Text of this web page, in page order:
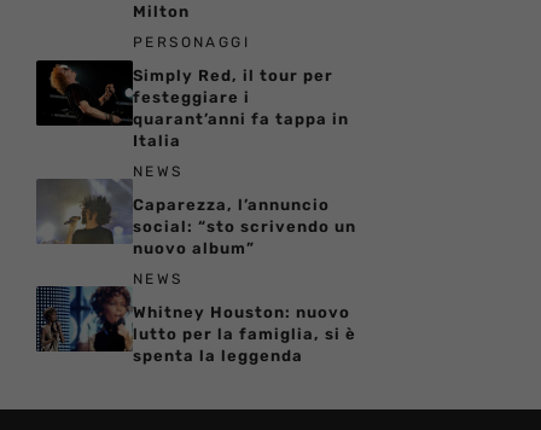
Milton
PERSONAGGI
Simply Red, il tour per
festeggiare i
quarant’anni fa tappa in
Italia
NEWS
Caparezza, l’annuncio
social: “sto scrivendo un
nuovo album”
NEWS
Whitney Houston: nuovo
lutto per la famiglia, si è
spenta la leggenda